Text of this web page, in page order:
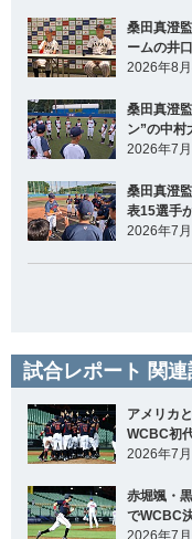
桑田真澄
ームの井
2026年8月
桑田真澄
ン”の中村
2026年7
桑田真澄
表15選手
2026年7
試合レポート 関連
アメリカ
WCBC初
2026年7
赤堀颯・
でWCBC